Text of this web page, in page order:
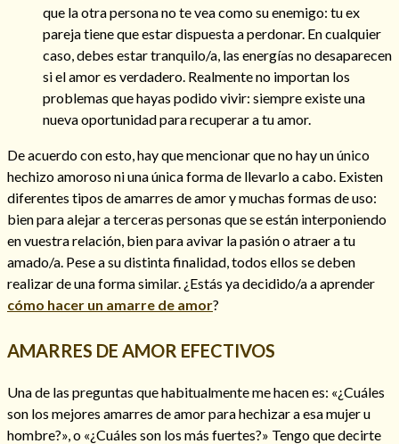
que la otra persona no te vea como su enemigo: tu ex
pareja tiene que estar dispuesta a perdonar. En cualquier
caso, debes estar tranquilo/a, las energías no desaparecen
si el amor es verdadero. Realmente no importan los
problemas que hayas podido vivir: siempre existe una
nueva oportunidad para recuperar a tu amor.
De acuerdo con esto, hay que mencionar que no hay un único
hechizo amoroso ni una única forma de llevarlo a cabo. Existen
diferentes tipos de amarres de amor y muchas formas de uso:
bien para alejar a terceras personas que se están interponiendo
en vuestra relación, bien para avivar la pasión o atraer a tu
amado/a. Pese a su distinta finalidad, todos ellos se deben
realizar de una forma similar. ¿Estás ya decidido/a a aprender
cómo hacer un amarre de amor?
AMARRES DE AMOR EFECTIVOS
Una de las preguntas que habitualmente me hacen es: «¿Cuáles
son los mejores amarres de amor para hechizar a esa mujer u
hombre?», o «¿Cuáles son los más fuertes?» Tengo que decirte